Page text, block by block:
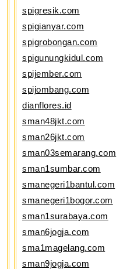
spigresik.com
spigianyar.com
spigrobongan.com
spigunungkidul.com
spijember.com
spijombang.com
dianflores.id
sman48jkt.com
sman26jkt.com
sman03semarang.com
sman1sumbar.com
smanegeri1bantul.com
smanegeri1bogor.com
sman1surabaya.com
sman6jogja.com
sma1magelang.com
sman9jogja.com